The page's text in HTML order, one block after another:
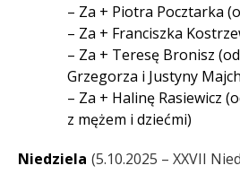
– Za + Piotra Pocztarka
– Za + Franciszka
– Za + Teresę Bronisz
Grzegorza i Justyny
– Za + Halinę Rasiewicz
z mężem i dziećmi)
Niedziela 5.10.2025 – XXVII